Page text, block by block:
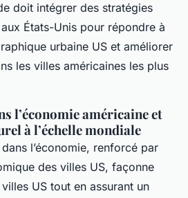
doit intégrer des stratégies
États-Unis pour répondre à
urbaine US et améliorer
les villes américaines les plus
l’économie américaine et
à l’échelle mondiale
l’économie, renforcé par
des villes US, façonne
US tout en assurant un